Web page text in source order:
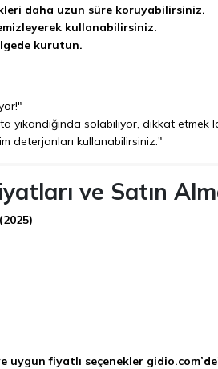
daha uzun süre koruyabilirsiniz.
kullanabilirsiniz.
kurutun.
yıkandığında solabiliyor, dikkat etmek
deterjanları kullanabilirsiniz."
ve Satın
fiyatlı seçenekler